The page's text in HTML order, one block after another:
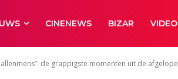
CINENEWS BIZAR VIDEO
de grappigste momenten uit de